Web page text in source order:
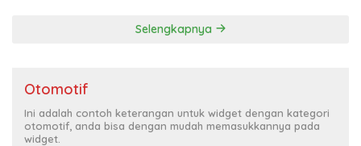
Selengkapnya
Otomotif
Ini adalah contoh keterangan untuk widget dengan kategori
otomotif, anda bisa dengan mudah memasukkannya pada
widget.